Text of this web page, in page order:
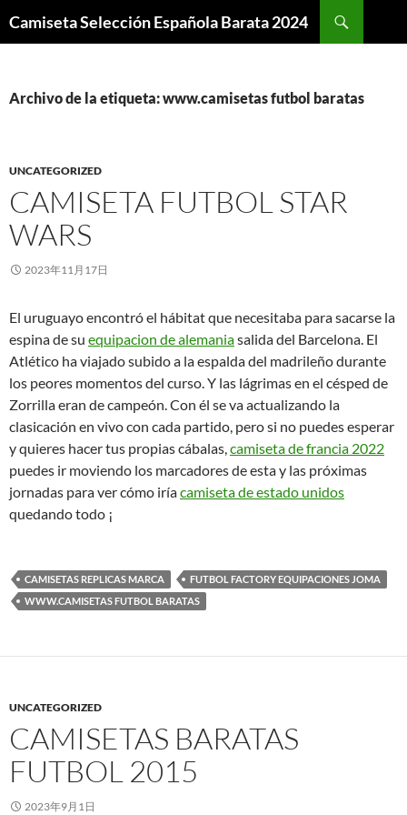
Camiseta Selección Española Barata 2024
Archivo de la etiqueta: www.camisetas futbol baratas
UNCATEGORIZED
CAMISETA FUTBOL STAR
WARS
2023年11月17日
El uruguayo encontró el hábitat que necesitaba para sacarse la
espina de su equipacion de alemaniasalida del Barcelona. El
Atlético ha viajado subido a la espalda del madrileño durante
los peores momentos del curso. Y las lágrimas en el césped de
Zorrilla eran de campeón. Con él se va actualizando la
clasicación en vivo con cada partido, pero si no puedes esperar
y quieres hacer tus propias cábalas,camiseta de francia 2022
puedes ir moviendo los marcadores de esta y las próximas
jornadas para ver cómo iríacamiseta de estado unidos
quedando todo ¡
CAMISETAS REPLICAS MARCA
FUTBOL FACTORY EQUIPACIONES JOMA
WWW.CAMISETAS FUTBOL BARATAS
UNCATEGORIZED
CAMISETAS BARATAS
FUTBOL 2015
2023年9月1日